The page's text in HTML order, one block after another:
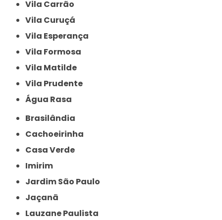
Vila Carrão
Vila Curuçá
Vila Esperança
Vila Formosa
Vila Matilde
Vila Prudente
Água Rasa
Brasilândia
Cachoeirinha
Casa Verde
Imirim
Jardim São Paulo
Jaçanã
Lauzane Paulista